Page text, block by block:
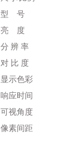
型
号
亮
度
分 辨 率
对 比 度
显示色彩
响应时间
可视角度
像素间距